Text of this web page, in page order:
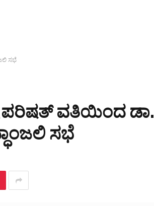
ಸಭೆ
ಪರಿಷತ್ ವತಿಯಿಂದ ಡಾ.
ಸಭೆ